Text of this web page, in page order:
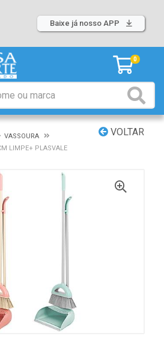
Baixe já nosso APP
0
VOLTAR
VASSOURA
LIMPE+ PLASVALE